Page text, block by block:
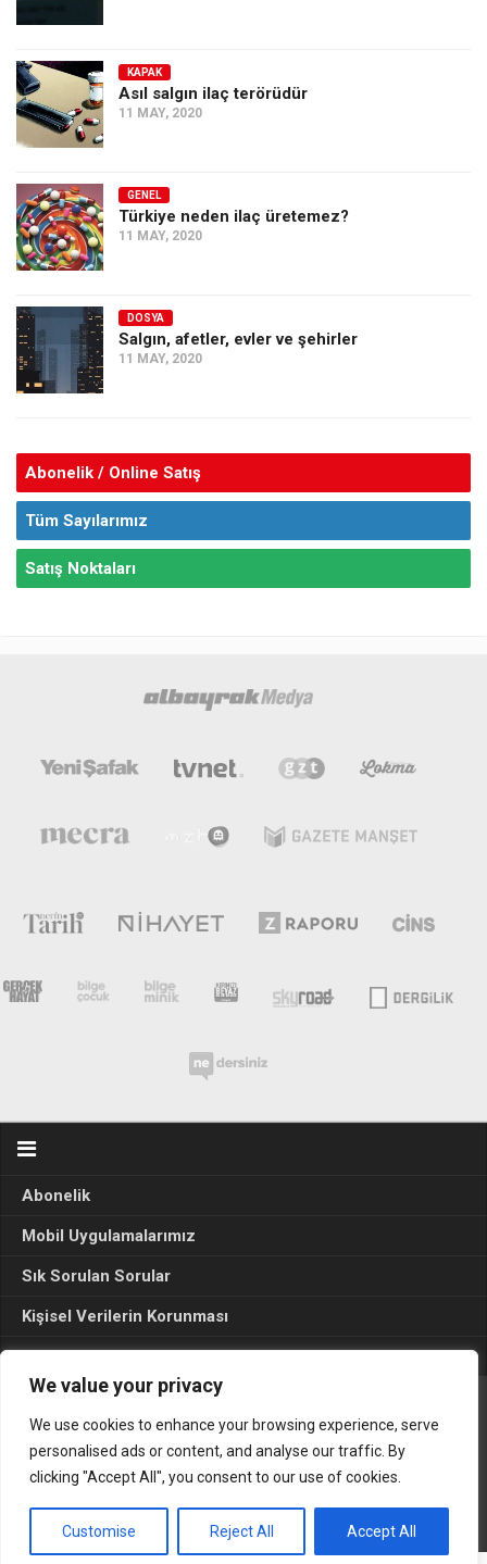
We value your privacy
We use cookies to enhance your browsing experience, serve
personalised ads or content, and analyse our traffic. By
clicking "Accept All", you consent to our use of cookies.
Customise Reject All Accept All
KAPAK
Asıl salgın ilaç terörüdür
11 MAY, 2020
GENEL
Türkiye neden ilaç üretemez?
11 MAY, 2020
DOSYA
Salgın, afetler, evler ve şehirler
11 MAY, 2020
Abonelik / Online Satış
Tüm Sayılarımız
Satış Noktaları
Abonelik
Mobil Uygulamalarımız
Sık Sorulan Sorular
Kişisel Verilerin Korunması
Seçim Sonuçları 2024
Gerçek Hayat © 2015. Her hakkı sakldır.